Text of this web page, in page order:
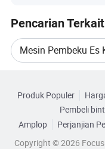
Mesin es krim
perlu,dengan bantuan
Beberapa gelato
Pencarian Terkait
Mesin Pembeku Es
Es Krim Gelato
Telusuri
Produk Populer
Pembeli
Amplop
Perjanjian
Copyright © 2026